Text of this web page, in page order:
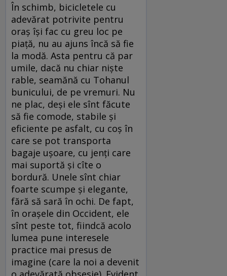
În schimb, bicicletele cu
adevărat potrivite pentru
oraş îşi fac cu greu loc pe
piaţă, nu au ajuns încă să fie
la modă. Asta pentru că par
umile, dacă nu chiar nişte
rable, seamănă cu Tohanul
bunicului, de pe vremuri. Nu
ne plac, deşi ele sînt făcute
să fie comode, stabile şi
eficiente pe asfalt, cu coş în
care se pot transporta
bagaje uşoare, cu jenţi care
mai suportă şi cîte o
bordură. Unele sînt chiar
foarte scumpe şi elegante,
fără să sară în ochi. De fapt,
în oraşele din Occident, ele
sînt peste tot, fiindcă acolo
lumea pune interesele
practice mai presus de
imagine (care la noi a devenit